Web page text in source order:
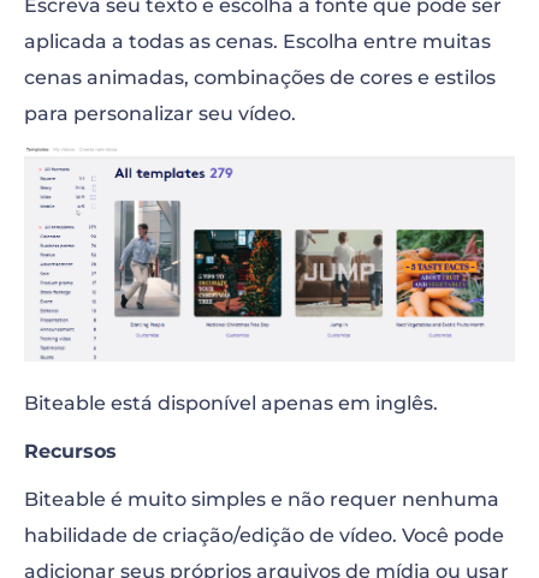
Escreva seu texto e escolha a fonte que pode ser
aplicada a todas as cenas. Escolha entre muitas
cenas animadas, combinações de cores e estilos
para personalizar seu vídeo.
Biteable está disponível apenas em inglês.
Recursos
Biteable é muito simples e não requer nenhuma
habilidade de criação/edição de vídeo. Você pode
adicionar seus próprios arquivos de mídia ou usar